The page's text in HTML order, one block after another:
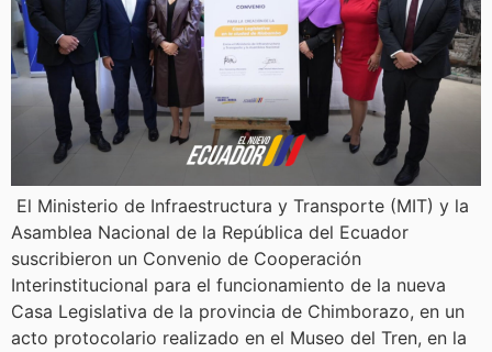
El Ministerio de Infraestructura y Transporte (MIT) y la
Asamblea Nacional de la República del Ecuador
suscribieron un Convenio de Cooperación
Interinstitucional para el funcionamiento de la nueva
Casa Legislativa de la provincia de Chimborazo, en un
acto protocolario realizado en el Museo del Tren, en la